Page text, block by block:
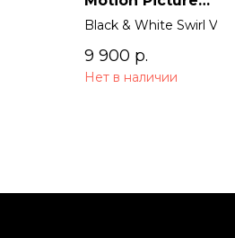
Soundtrack) 2LP
Black & White Swirl
9 900 р.
Нет в наличии